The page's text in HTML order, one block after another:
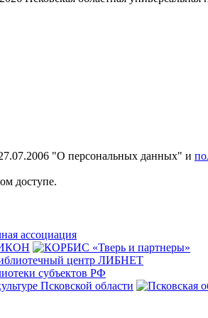
"О персональных данных" и
доступе.